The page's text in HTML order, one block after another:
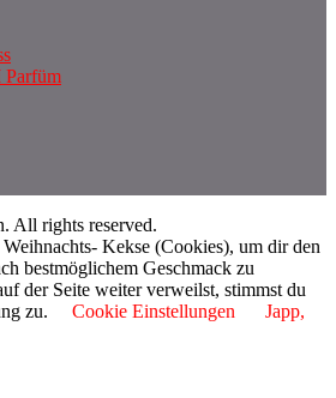
Parfüm
All rights reserved.
Kekse (Cookies), um dir den
bestmöglichem Geschmack zu
der Seite weiter verweilst, stimmst du
zu.
Cookie Einstellungen
Japp,